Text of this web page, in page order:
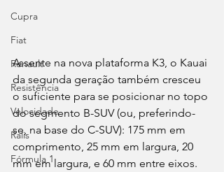
Cupra
Fiat
Renault
Resistência
Velocidade
Ralis
Fórmula 1
Assente na nova plataforma K3, o Kauai
da segunda geração também cresceu
o suficiente para se posicionar no topo
do segmento B-SUV (ou, preferindo-
se, na base do C-SUV): 175 mm em
comprimento, 25 mm em largura, 20
mm em largura, e 60 mm entre eixos.